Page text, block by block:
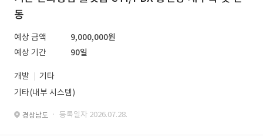
동
예상 금액
9,000,000원
예상 기간
90일
개발
기타
기타(내부 시스템)
경상남도 · 등록일자 2026.07.28.